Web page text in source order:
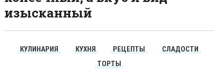
изысканный
КУЛИНАРИЯ КУХНЯ РЕЦЕПТЫ
СЛАДОСТИ
ТОРТЫ